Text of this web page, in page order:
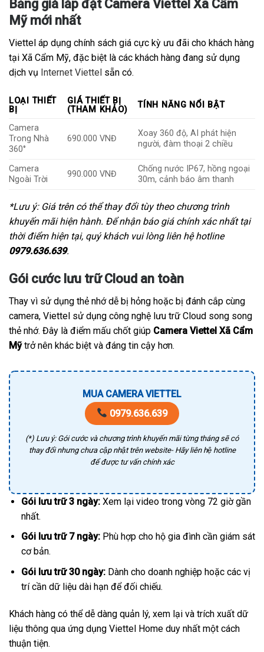
Bảng giá lắp đặt Camera Viettel Xã Cẩm
Mỹ mới nhất
Viettel áp dụng chính sách giá cực kỳ ưu đãi cho khách hàng
tại Xã Cẩm Mỹ, đặc biệt là các khách hàng đang sử dụng
dịch vụ Internet Viettel sẵn có.
LOẠI THIẾT
BỊ
GIÁ THIẾT BỊ
(THAM KHẢO)
TÍNH NĂNG NỔI BẬT
Camera
Trong Nhà
360°
690.000 VNĐ
Xoay 360 độ, AI phát hiện
người, đàm thoại 2 chiều
Camera
Ngoài Trời
990.000 VNĐ
Chống nước IP67, hồng ngoại
30m, cảnh báo âm thanh
*Lưu ý: Giá trên có thể thay đổi tùy theo chương trình
khuyến mãi hiện hành. Để nhận báo giá chính xác nhất tại
thời điểm hiện tại, quý khách vui lòng liên hệ hotline
0979.636.639.
Gói cước lưu trữ Cloud an toàn
Thay vì sử dụng thẻ nhớ dễ bị hỏng hoặc bị đánh cắp cùng
camera, Viettel sử dụng công nghệ lưu trữ Cloud song song
thẻ nhớ. Đây là điểm mấu chốt giúp Camera Viettel Xã Cẩm
Mỹtrở nên khác biệt và đáng tin cậy hơn.
MUA CAMERA VIETTEL
0979.636.639
(*) Lưu ý: Gói cước và chương trình khuyến mãi từng tháng sẽ có
thay đổi nhưng chưa cập nhật trên website- Hãy liên hệ hotline
để được tư vấn chính xác
Gói lưu trữ 3 ngày:Xem lại video trong vòng 72 giờ gần
nhất.
Gói lưu trữ 7 ngày:Phù hợp cho hộ gia đình cần giám sát
cơ bản.
Gói lưu trữ 30 ngày:Dành cho doanh nghiệp hoặc các vị
trí cần dữ liệu dài hạn để đối chiếu.
Khách hàng có thể dễ dàng quản lý, xem lại và trích xuất dữ
liệu thông qua ứng dụng Viettel Home duy nhất một cách
thuận tiện.